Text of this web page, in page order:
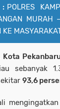
: POLRES
MURAH
KE
Kota
sebanyak
93,6